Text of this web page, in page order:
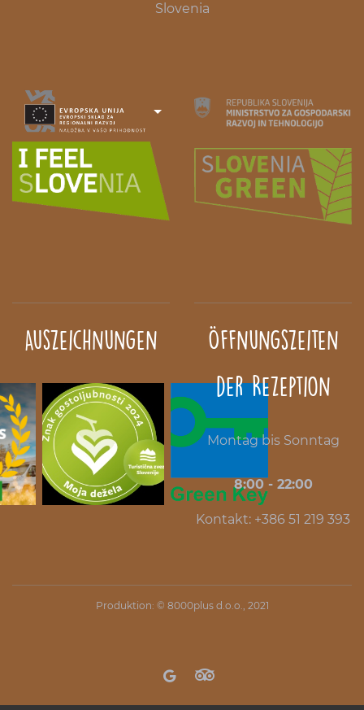
Slovenia
Auszeichnungen
Öffnungszeiten
der Rezeption
Montag bis Sonntag
8:00 - 22:00
Kontakt: +386 51 219 393
Produktion: © 8000plus d.o.o. , 2021